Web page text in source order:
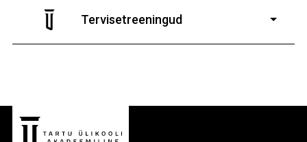
poistele ja tüdrukutele
Tervisetreeningud